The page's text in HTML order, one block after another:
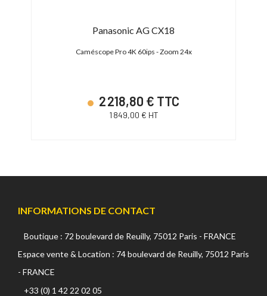
Panasonic AG CX18
Caméscope Pro 4K 60ips - Zoom 24x
2 218,80 € TTC
1 849,00 € HT
INFORMATIONS DE CONTACT
Boutique : 72 boulevard de Reuilly, 75012 Paris - FRANCE
Espace vente & Location : 74 boulevard de Reuilly, 75012 Paris
- FRANCE
+33 (0) 1 42 22 02 05